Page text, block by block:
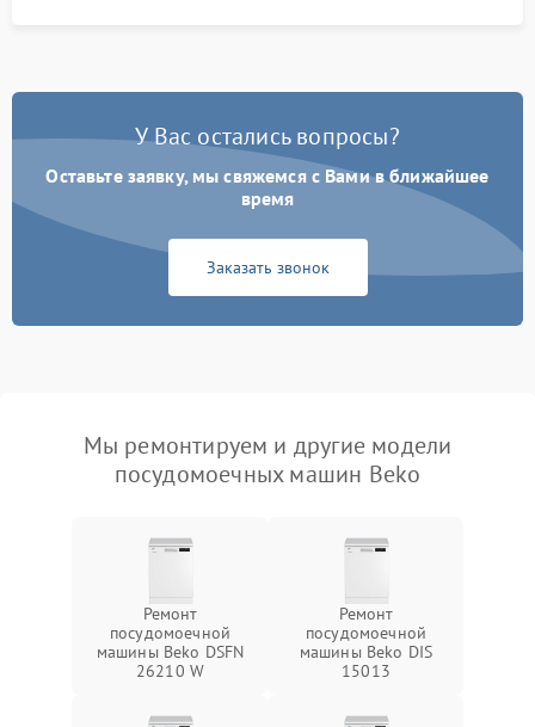
У Вас остались вопросы?
Оставьте заявку, мы свяжемся с Вами в ближайшее
время
Заказать звонок
Мы ремонтируем и другие модели
посудомоечных машин Beko
Ремонт
посудомоечной
машины Beko DSFN
26210 W
Ремонт
посудомоечной
машины Beko DIS
15013